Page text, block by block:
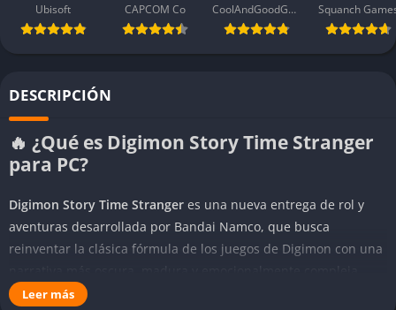
Ubisoft
CAPCOM Co
CoolAndGoodGames
Squanch
DESCRIPCIÓN
🔥 ¿Qué es Digimon Story Time Stranger
para PC?
Digimon Story Time Stranger es una nueva entrega de rol y
aventuras desarrollada por Bandai Namco, que busca
reinventar la clásica fórmula de los juegos de Digimon con una
llena de dilemas morales y de momentos de auténtico peso
Leer más